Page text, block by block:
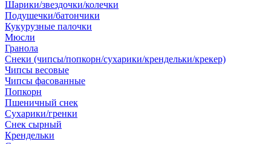
Шарики/звездочки/колечки
Подушечки/батончики
Кукурузные палочки
Мюсли
Гранола
Снеки (чипсы/попкорн/сухарики/крендельки/крекер)
Чипсы весовые
Чипсы фасованные
Попкорн
Пшеничный снек
Сухарики/гренки
Снек сырный
Крендельки